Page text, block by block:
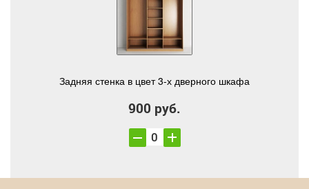
Задняя стенка в цвет 3-х дверного шкафа
900 руб.